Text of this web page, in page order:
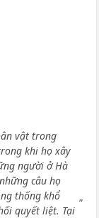
vật trong
khi họ xây
người ở Hà
câu họ
thống khổ
quyết liệt. Tại
”